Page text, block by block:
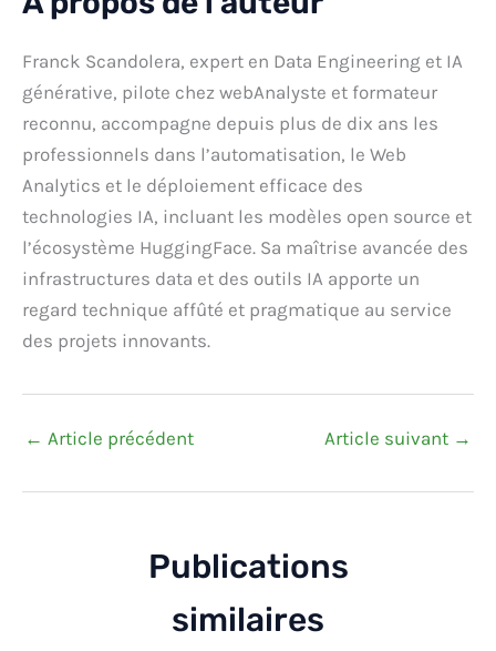
Franck Scandolera, expert en Data Engineering et IA
générative, pilote chez webAnalyste et formateur
reconnu, accompagne depuis plus de dix ans les
professionnels dans l’automatisation, le Web
Analytics et le déploiement efficace des
technologies IA, incluant les modèles open source et
l’écosystème HuggingFace. Sa maîtrise avancée des
infrastructures data et des outils IA apporte un
regard technique affûté et pragmatique au service
des projets innovants.
← Article précédent Article suivant →
Publications
similaires